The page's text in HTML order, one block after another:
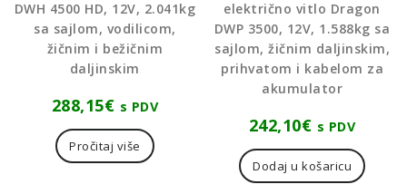
DWH 4500 HD, 12V, 2.041kg
sa sajlom, vodilicom,
žičnim i bežičnim
daljinskim
288,15€ s PDV
Pročitaj više
električno vitlo Dragon
DWP 3500, 12V, 1.588kg sa
sajlom, žičnim daljinskim,
prihvatom i kabelom za
akumulator
242,10€ s PDV
Dodaj u košaricu